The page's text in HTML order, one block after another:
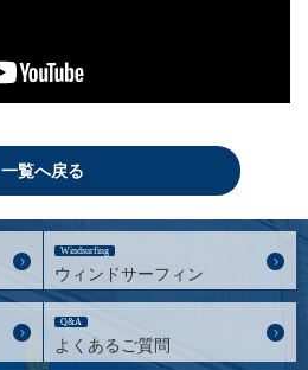
一覧へ戻る
Windsurfing
ウィンドサーフィン
Q&A
よくあるご質問